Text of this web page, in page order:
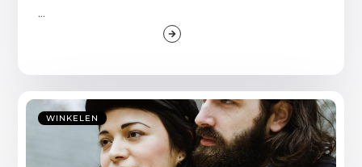
...
WINKELEN